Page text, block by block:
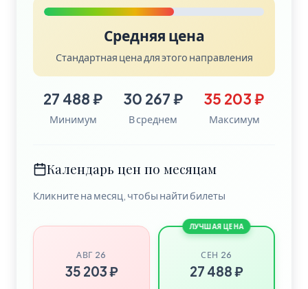
Средняя цена
Стандартная цена для этого направления
27 488 ₽
Минимум
30 267 ₽
В среднем
35 203 ₽
Максимум
Календарь цен по месяцам
Кликните на месяц, чтобы найти билеты
АВГ 26
35 203 ₽
ЛУЧШАЯ ЦЕНА
СЕН 26
27 488 ₽